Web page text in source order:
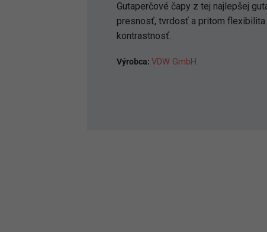
Gutaperčové čapy z tej najlepšej
presnosť, tvrdosť a pritom flexibilita.
kontrastnosť.
Výrobca: VDW GmbH